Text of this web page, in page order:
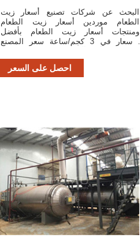
البحث عن شركات تصنيع أسعار زيت
الطعام موردين أسعار زيت الطعام
ومنتجات أسعار زيت الطعام بأفضل
الأسعار في 3 كجم/ساعة سعر المصنع
الصويا مطحنة زيت
احصل على السعر